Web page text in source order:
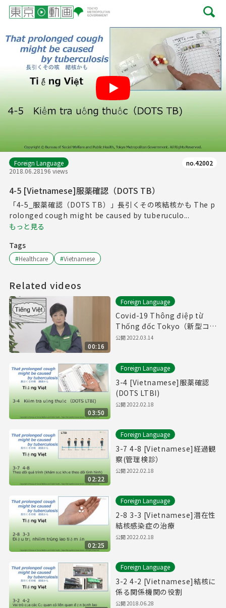
Foreign Language
2018.06.28196 views
no.42002
4-5 [Vietnamese]服薬確認（DOTS TB）
「4-5_服薬確認（DOTS TB）」長引くその咳結核かも The p
rolonged cough might be caused by tuberuculo...
もっと見る
Tags
#Healthcare #Vietnamese
Related videos
00:16
Foreign Language
Covid-19 Thông điệp từ
Thống đốc Tokyo（新型コロ
ナウイルスに関する知事メッ
公開2022.03.14
03:50
Foreign Language
3-4 [Vietnamese]服薬確認
(DOTS LTBI)
公開2022.02.18
02:22
Foreign Language
3-7 4-8 [Vietnamese]経過観
察(管理検診）
公開2022.02.18
02:25
Foreign Language
2-8 3-3 [Vietnamese]潜在性
結核感染症の治療
公開2022.02.18
Foreign Language
3-2 4-2 [Vietnamese]結核に
係る関係機関の役割
公開2018.06.28